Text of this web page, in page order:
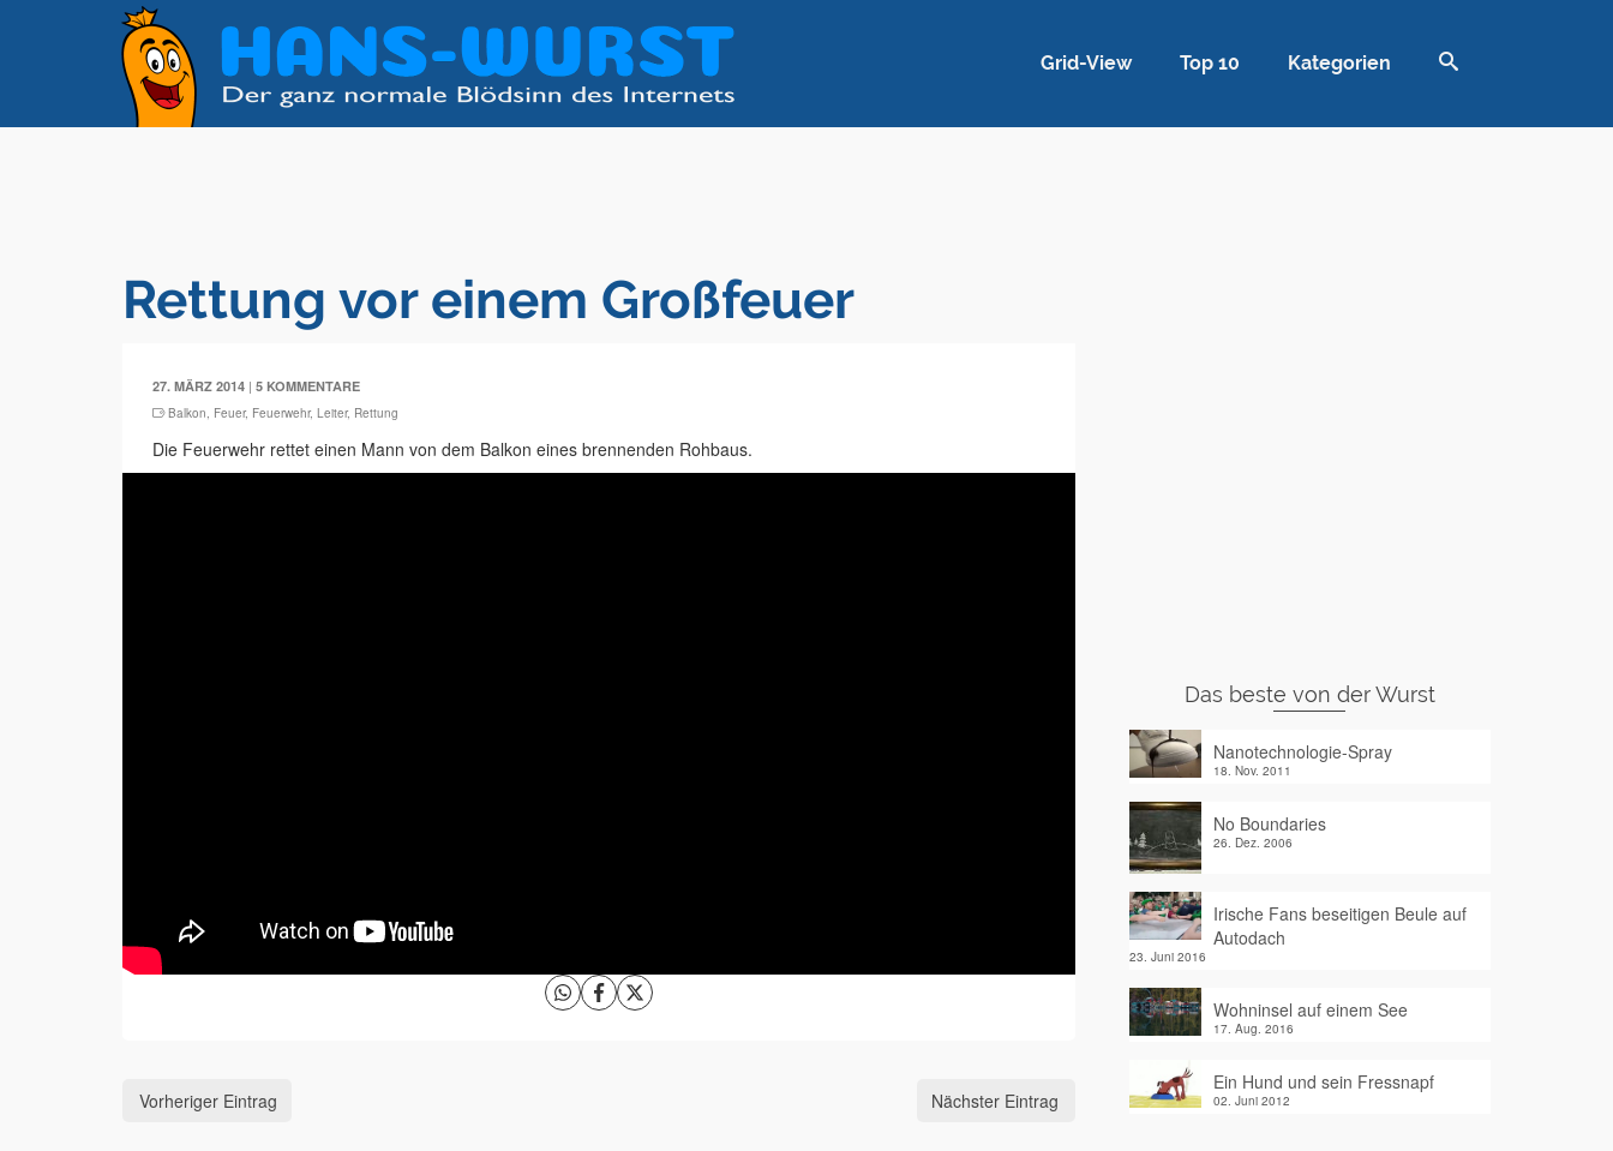
Grid-View Top 10 Kategorien
Rettung vor einem Großfeuer
27. MÄRZ 2014 | 5 KOMMENTARE
Balkon, Feuer, Feuerwehr, Leiter, Rettung
Die Feuerwehr rettet einen Mann von dem Balkon eines brennenden Rohbaus.
Vorheriger Eintrag Nächster Eintrag
Das beste von der Wurst
Nanotechnologie-Spray
18. Nov. 2011
No Boundaries
26. Dez. 2006
Irische Fans beseitigen Beule auf
Autodach
23. Juni 2016
Wohninsel auf einem See
17. Aug. 2016
Ein Hund und sein Fressnapf
02. Juni 2012